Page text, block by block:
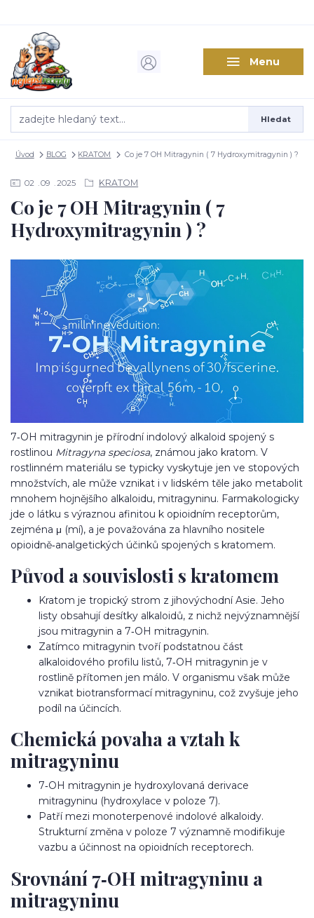
Menu
Hledat
Úvod BLOG KRATOM Co je 7 OH Mitragynin ( 7 Hydroxymitragynin ) ?
02 09 2025 KRATOM
Co je 7 OH Mitragynin ( 7
Hydroxymitragynin ) ?
7‑OH mitragynin je přírodní indolový alkaloid spojený s
rostlinou Mitragyna speciosa, známou jako kratom. V
rostlinném materiálu se typicky vyskytuje jen ve stopových
množstvích, ale může vznikat i v lidském těle jako metabolit
mnohem hojnějšího alkaloidu, mitragyninu. Farmakologicky
jde o látku s výraznou afinitou k opioidním receptorům,
zejména μ (mí), a je považována za hlavního nositele
opioidně‑analgetických účinků spojených s kratomem.
Původ a souvislosti s kratomem
Kratom je tropický strom z jihovýchodní Asie. Jeho
listy obsahují desítky alkaloidů, z nichž nejvýznamnější
jsou mitragynin a 7‑OH mitragynin.
Zatímco mitragynin tvoří podstatnou část
alkaloidového profilu listů, 7‑OH mitragynin je v
rostlině přítomen jen málo. V organismu však může
vznikat biotransformací mitragyninu, což zvyšuje jeho
podíl na účincích.
Chemická povaha a vztah k
mitragyninu
7‑OH mitragynin je hydroxylovaná derivace
mitragyninu (hydroxylace v poloze 7).
Patří mezi monoterpenové indolové alkaloidy.
Strukturní změna v poloze 7 významně modifikuje
vazbu a účinnost na opioidních receptorech.
Srovnání 7‑OH mitragyninu a
mitragyninu